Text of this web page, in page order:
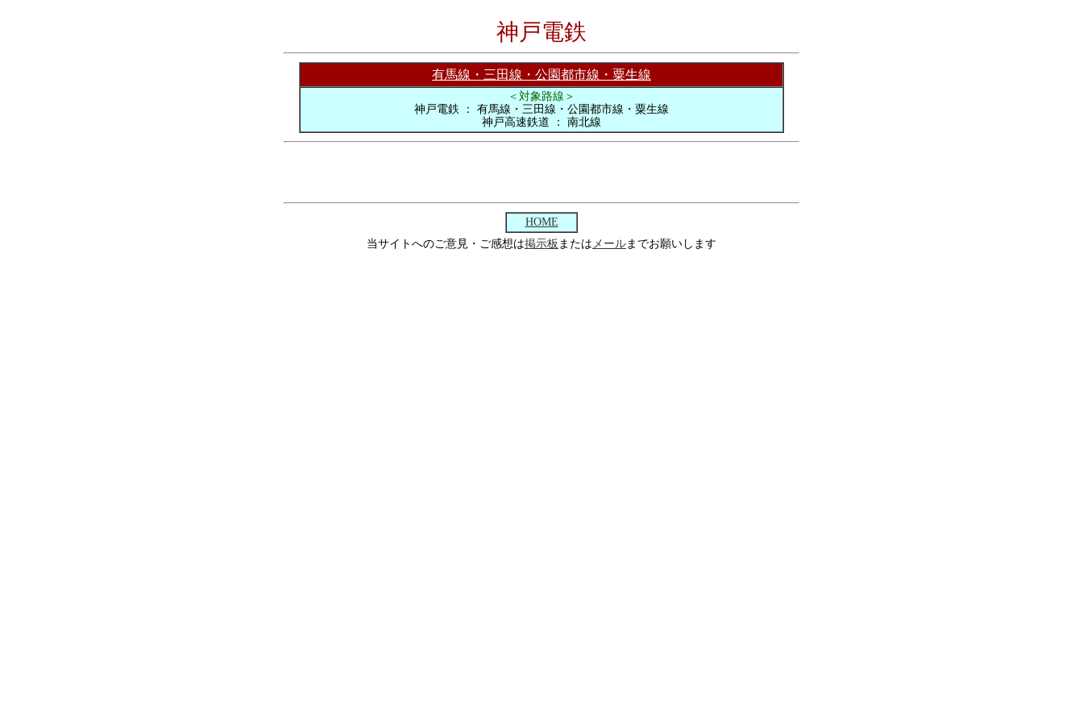
神戸電鉄
有馬線・三田線・公園都市線・粟生線
＜対象路線＞
神戸電鉄 ： 有馬線・三田線・公園都市線・粟生線
神戸高速鉄道 ： 南北線
HOME
当サイトへのご意見・ご感想は掲示板 または メールまでお願いします